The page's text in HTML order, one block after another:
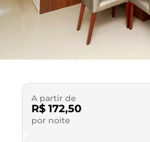
A partir de
R$ 172,50
por noite